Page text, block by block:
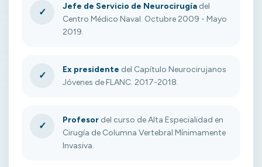
✓
Jefe de Servicio de Neurocirugía del
Centro Médico Naval. Octubre 2009 - Mayo
2019.
✓
Ex presidente del Capítulo Neurocirujanos
Jóvenes de FLANC. 2017-2018.
✓
Profesor del curso de Alta Especialidad en
Cirugía de Columna Vertebral Mínimamente
Invasiva.